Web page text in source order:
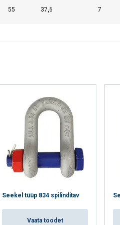
55 37,6 7
Seekel tüüp 834 spilinditav
Vaata toodet